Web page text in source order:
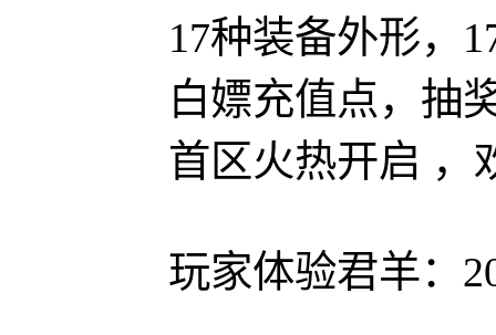
17种装备外形，
白嫖充值点，抽
首区火热开启 ，
玩家体验君羊：